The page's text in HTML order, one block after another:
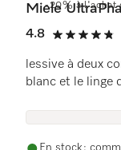
-20% à l'achat
Miele
4.8
4.8 étoiles
lessive à deux
blanc et le linge
En stock :